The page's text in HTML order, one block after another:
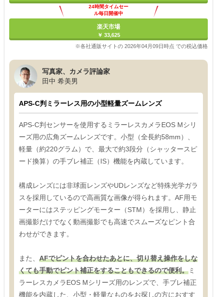
24時間タイムセー
ル毎日開催中
楽天市場
￥ 33,625
※各社通販サイトの 2026年04月09日時点 での税込価格
写真家、カメラ評論家
田中 希美男
APS-C判ミラーレス用の小型軽量ズームレンズ
APS-C判センサーを使用するミラーレスカメラEOS Mシリ
ーズ用の広角ズームレンズです。小型（全長約58mm）、
軽量（約220グラム）で、最大で約3段分（シャッタースピ
ード換算）の手ブレ補正（IS）機能を内蔵しています。
構成レンズには非球面レンズやUDレンズなど特殊光学ガラ
スを採用しているので高画質な画像が得られます。AF用モ
ーターにはステッピングモーター（STM）を採用し、静止
画撮影だけでなく動画撮影でも高速でスムーズなピント合
わせができます。
また、 AFでピントを合わせたあとに、切り替え操作をしな
くても手動でピント補正をすることもできるので便利。ミ
ラーレスカメラEOS Mシリーズ用のレンズで、手ブレ補正
機能を内蔵した、小型・軽量なものをお探しの方におすす